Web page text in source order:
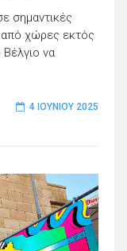
σημαντικές
από χώρες εκτός
να
4 ΙΟΥΝΊΟΥ 2025